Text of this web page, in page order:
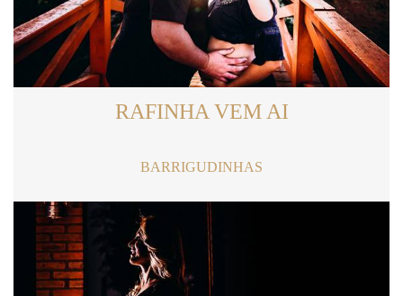
RAFINHA VEM AI
BARRIGUDINHAS